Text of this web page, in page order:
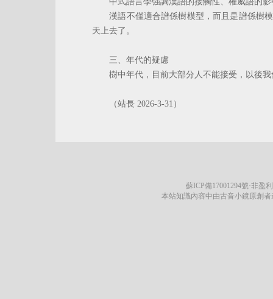
漢語不僅適合譜係樹模型，而且是譜係樹模
天上去了。
三、年代的疑慮
樹中年代，目前大部分人不能接受，以後我
（站長 2026-3-31）
蘇ICP備17001294號·非盈
本站知識內容中由古音小鏡原創